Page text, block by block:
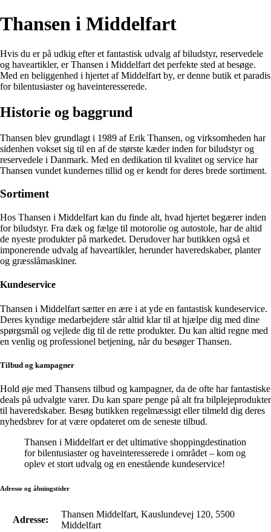
Thansen i Middelfart
Hvis du er på udkig efter et fantastisk udvalg af biludstyr, reservedele
og haveartikler, er Thansen i Middelfart det perfekte sted at besøge.
Med en beliggenhed i hjertet af Middelfart by, er denne butik et paradis
for bilentusiaster og haveinteresserede.
Historie og baggrund
Thansen blev grundlagt i 1989 af Erik Thansen, og virksomheden har
sidenhen vokset sig til en af de største kæder inden for biludstyr og
reservedele i Danmark. Med en dedikation til kvalitet og service har
Thansen vundet kundernes tillid og er kendt for deres brede sortiment.
Sortiment
Hos Thansen i Middelfart kan du finde alt, hvad hjertet begærer inden
for biludstyr. Fra dæk og fælge til motorolie og autostole, har de altid
de nyeste produkter på markedet. Derudover har butikken også et
imponerende udvalg af haveartikler, herunder haveredskaber, planter
og græsslåmaskiner.
Kundeservice
Thansen i Middelfart sætter en ære i at yde en fantastisk kundeservice.
Deres kyndige medarbejdere står altid klar til at hjælpe dig med dine
spørgsmål og vejlede dig til de rette produkter. Du kan altid regne med
en venlig og professionel betjening, når du besøger Thansen.
Tilbud og kampagner
Hold øje med Thansens tilbud og kampagner, da de ofte har fantastiske
deals på udvalgte varer. Du kan spare penge på alt fra bilplejeprodukter
til haveredskaber. Besøg butikken regelmæssigt eller tilmeld dig deres
nyhedsbrev for at være opdateret om de seneste tilbud.
Thansen i Middelfart er det ultimative shoppingdestination
for bilentusiaster og haveinteresserede i området – kom og
oplev et stort udvalg og en enestående kundeservice!
Adresse og åbningstider
Adresse:
Thansen Middelfart, Kauslundevej 120, 5500
Middelfart